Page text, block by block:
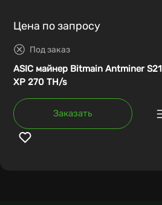
Цена по запросу
Под заказ
ASIC майнер Bitmain Antminer S21
XP 270 TH/s
Заказать